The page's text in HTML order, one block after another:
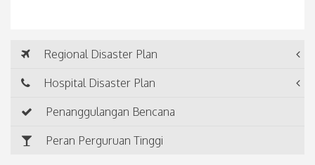
Regional Disaster Plan
Hospital Disaster Plan
Penanggulangan Bencana
Peran Perguruan Tinggi